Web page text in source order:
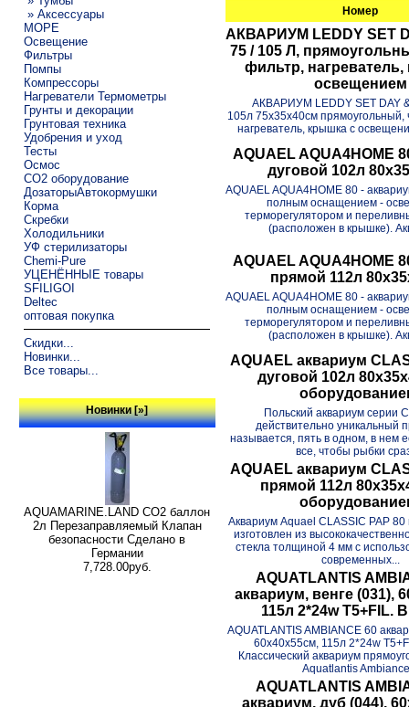
» Аксессуары
МОРЕ
Освещение
Фильтры
Помпы
Компрессоры
Нагреватели Термометры
Грунты и декорации
Грунтовая техника
Удобрения и уход
Тесты
Осмос
CO2 оборудование
ДозаторыАвтокормушки
Корма
Скребки
Холодильники
УФ стерилизаторы
Chemi-Pure
УЦЕНЁННЫЕ товары
SFILIGOI
Deltec
оптовая покупка
Скидки...
Новинки...
Все товары...
Новинки [»]
AQUAMARINE.LAND CO2 баллон
2л Перезаправляемый Клапан
безопасности Сделано в
Германии
7,728.00руб.
Номер
АКВАРИУМ LEDDY SET
75 / 105 Л,
фильтр,
освещением
АКВАРИУМ LEDDY SET DAY
105л 75х35х40см
нагреватель, крышка с
AQUAEL AQUA4HOME
дуговой 102л
AQUАEL AQUA4HOME 80 -
полным оснащением -
терморегулятором и
(расположен в крышке).
AQUAEL AQUA4HOME
прямой 112л
AQUАEL AQUA4HOME 80 -
полным оснащением -
терморегулятором и
(расположен в крышке).
AQUAEL аквариум
дуговой 102л
Польский аквариум серии
действительно уникальный
называется, пять в одном, в нем
все, чтобы рыбки
AQUAEL аквариум
прямой 112л
Аквариум Aquael CLASSIC РАP
изготовлен из
стекла толщиной 4 мм с
современных...
AQUATLANTIS
аквариум, венге (031),
115л 2*24w T5+FIL.
AQUATLANTIS AMBIANCE 60
60х40x55см, 115л 2*24w
Классический аквариум
Aquatlantis
AQUATLANTIS
аквариум, дуб (044),